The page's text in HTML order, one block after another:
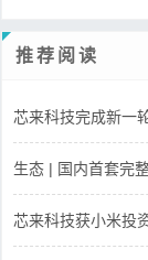
推荐阅读
芯来科技完成新一
生态 | 国内首套完
芯来科技获小米投